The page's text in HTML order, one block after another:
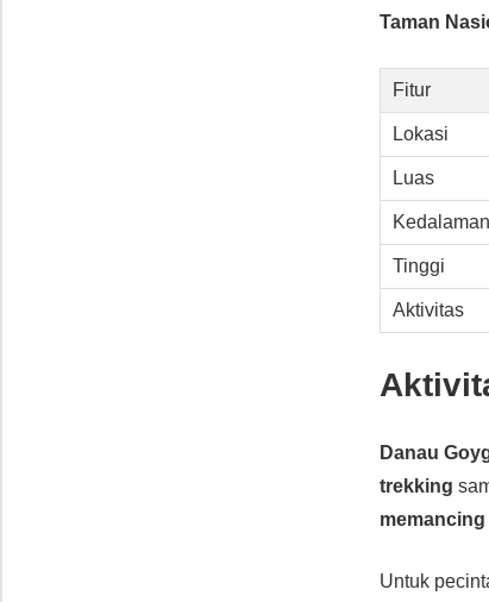
Taman
Fitur
Lokasi
Luas
Kedalaman
Tinggi
Aktivitas
Danau
trekking
memancing
Untuk